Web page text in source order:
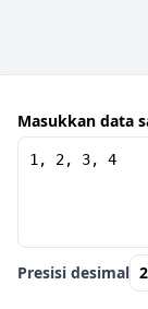
Masukkan data
Presisi desimal